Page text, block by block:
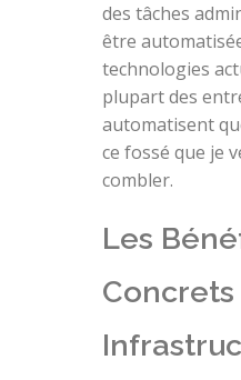
des tâches
être
technologies
plupart des
automatisent
ce fossé que je
combler.
Les
Concrets